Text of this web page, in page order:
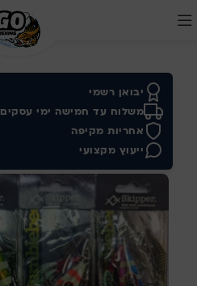
יבואן רשמי
משלוח עד חמישה ימי עסקים
אחריות מקיפה
ייעוץ מקצועי